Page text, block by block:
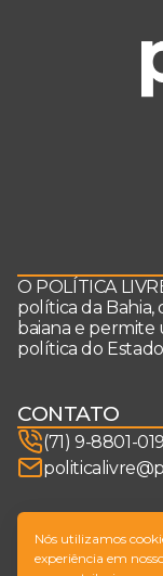
O POLÍTICA
política da Bahia,
baiana e permite
política do
CONTATO
(71) 9-8801-
SIGA-NOS
Nós utilizamos
experiência em